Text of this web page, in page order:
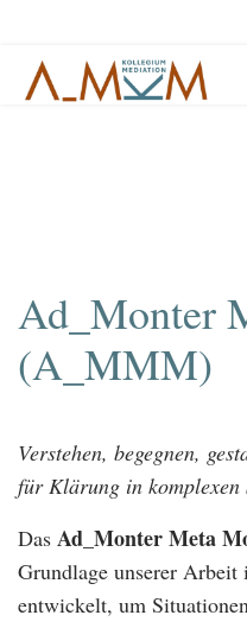
Ad_Monter
(A_MMM)
Verstehen, begegnen,
für Klärung in komplexen
Das Ad_Monter Meta
Grundlage unserer
entwickelt, um